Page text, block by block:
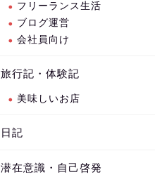
フリーランス生活
ブログ運営
会社員向け
旅行記・体験記
美味しいお店
日記
潜在意識・自己啓発